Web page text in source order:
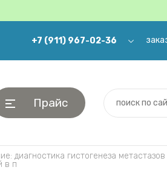
+7 (911) 967-02-36
Прайс
диагностика гистогенеза
в п